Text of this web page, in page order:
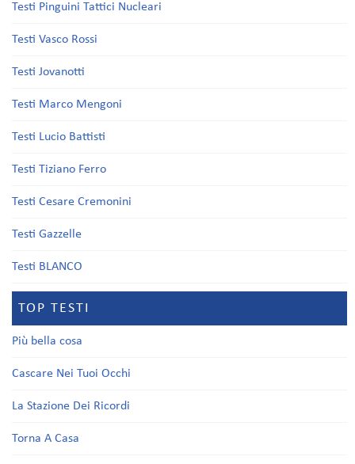
Testi Pinguini Tattici Nucleari
Testi Vasco Rossi
Testi Jovanotti
Testi Marco Mengoni
Testi Lucio Battisti
Testi Tiziano Ferro
Testi Cesare Cremonini
Testi Gazzelle
Testi BLANCO
TOP TESTI
Più bella cosa
Cascare Nei Tuoi Occhi
La Stazione Dei Ricordi
Torna A Casa